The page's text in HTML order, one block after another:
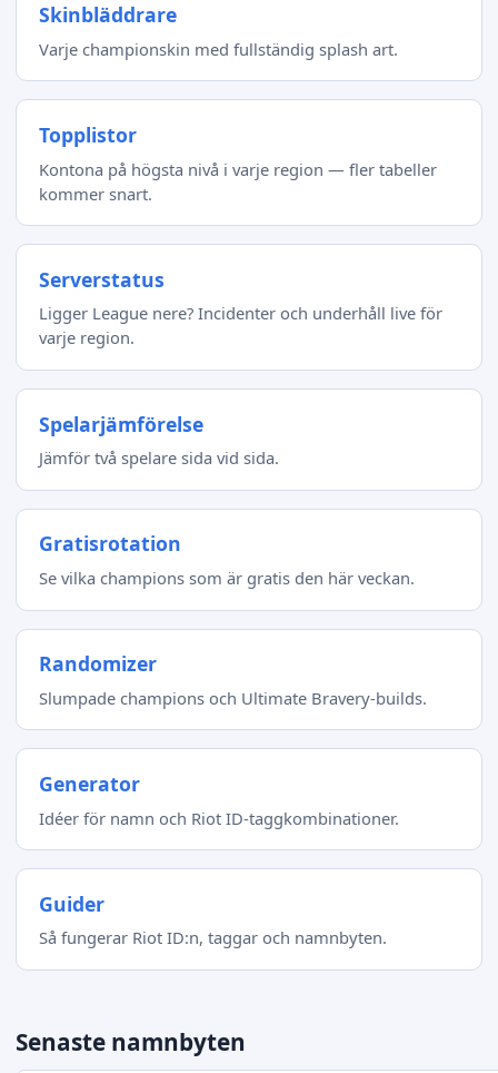
Skinbläddrare
Varje championskin med fullständig splash art.
Topplistor
Kontona på högsta nivå i varje region — fler tabeller
kommer snart.
Serverstatus
Ligger League nere? Incidenter och underhåll live för
varje region.
Spelarjämförelse
Jämför två spelare sida vid sida.
Gratisrotation
Se vilka champions som är gratis den här veckan.
Randomizer
Slumpade champions och Ultimate Bravery-builds.
Generator
Idéer för namn och Riot ID-taggkombinationer.
Guider
Så fungerar Riot ID:n, taggar och namnbyten.
Senaste namnbyten